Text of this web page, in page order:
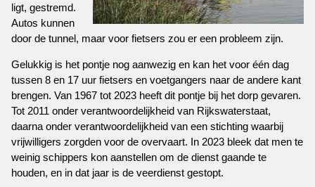
ligt, gestremd.
Autos kunnen
door de tunnel, maar voor fietsers zou er een probleem zijn.
Gelukkig is het pontje nog aanwezig en kan het voor één dag
tussen 8 en 17 uur fietsers en voetgangers naar de andere kant
brengen. Van 1967 tot 2023 heeft dit pontje bij het dorp gevaren.
Tot 2011 onder verantwoordelijkheid van Rijkswaterstaat,
daarna onder verantwoordelijkheid van een stichting waarbij
vrijwilligers zorgden voor de overvaart. In 2023 bleek dat men te
weinig schippers kon aanstellen om de dienst gaande te
houden, en in dat jaar is de veerdienst gestopt.